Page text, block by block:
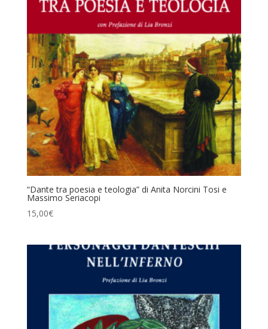
“Dante tra poesia e teologia” di Anita Norcini Tosi e
Massimo Seriacopi
15,00€